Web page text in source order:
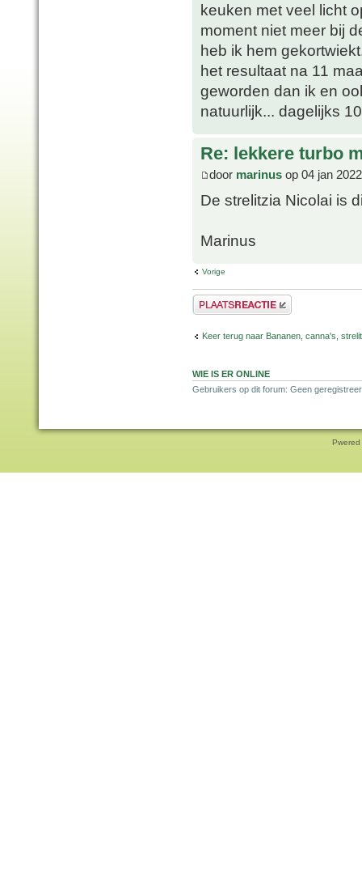
keuken met veel licht
moment niet meer bij
heb ik hem
het resultaat na 11
geworden dan ik en
natuurlijk... dagelijks
Re: lekkere turbo
door marinus op 04 jan
De strelitzia Nicolai is
Marinus
Vorige
Plaats een reactie
Keer terug naar Bananen, canna's,
WIE IS ER ONLINE
Gebruikers op dit forum: Geen